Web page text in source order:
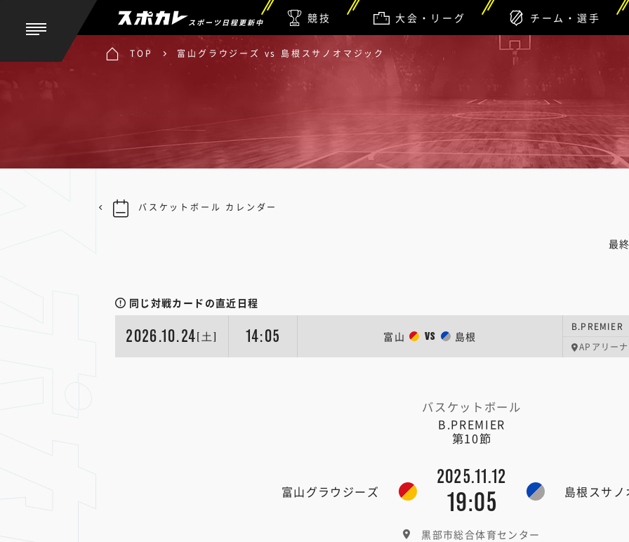
スポーツ日程更新中 競技 大会・リーグ チーム・選手
TOP 富山グラウジーズ vs 島根スサノオマジック
最
同じ対戦カードの直近日程
2026.10.24[土] 14:05 富山 VS 島根
B.PREMIER
APアリーナ
バスケットボール
B.PREMIER
第10節
富山グラウジーズ
2025.11.12
19:05 島根スサノ
黒部市総合体育センター
バスケットボール カレンダー